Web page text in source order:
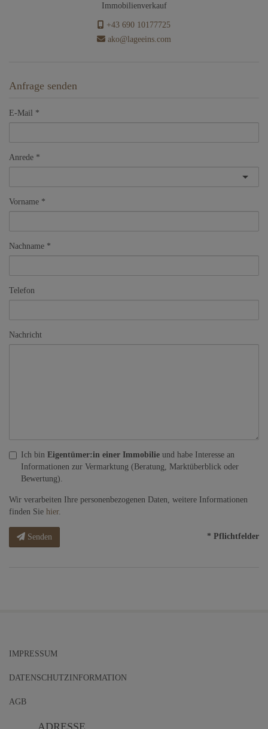
Immobilienverkauf
+43 690 10177725
ako@lageeins.com
Anfrage senden
E-Mail
Anrede
Vorname
Nachname
Telefon
Nachricht
Ich bin Eigentümer:in einer Immobilie und habe Interesse an
Informationen zur Vermarktung (Beratung, Marktüberblick oder
Bewertung).
Wir verarbeiten Ihre personenbezogenen Daten, weitere Informationen
finden Sie hier.
Senden * Pflichtfelder
IMPRESSUM
DATENSCHUTZINFORMATION
AGB
ADRESSE